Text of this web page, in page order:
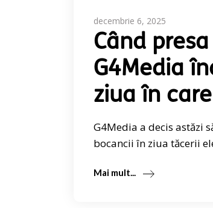
decembrie 6, 2025
Când
G4Media
ziua în
G4Media a decis astăzi
bocancii în ziua tăcerii
Mai mult...